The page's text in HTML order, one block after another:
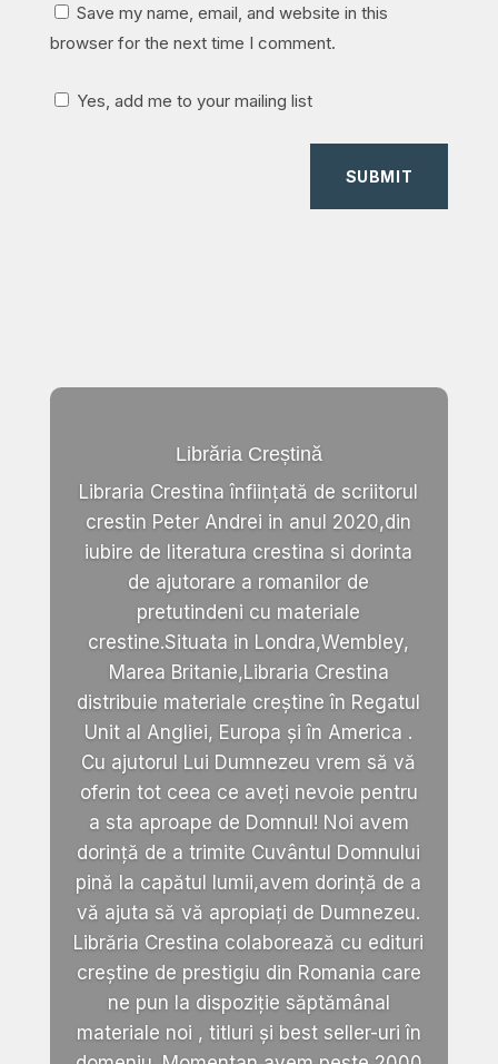
Save my name, email, and website in this
browser for the next time I comment.
Yes, add me to your mailing list
SUBMIT
Librăria Creștină
Libraria Crestina înființată de scriitorul
crestin Peter Andrei in anul 2020,din
iubire de literatura crestina si dorinta
de ajutorare a romanilor de
pretutindeni cu materiale
crestine.Situata in Londra,Wembley,
Marea Britanie,Libraria Crestina
distribuie materiale creștine în Regatul
Unit al Angliei, Europa și în America .
Cu ajutorul Lui Dumnezeu vrem să vă
oferin tot ceea ce aveți nevoie pentru
a sta aproape de Domnul! Noi avem
dorință de a trimite Cuvântul Domnului
pină la capătul lumii,avem dorință de a
vă ajuta să vă apropiați de Dumnezeu.
Librăria Crestina colaborează cu edituri
creștine de prestigiu din Romania care
ne pun la dispoziție săptămânal
materiale noi , titluri și best seller-uri în